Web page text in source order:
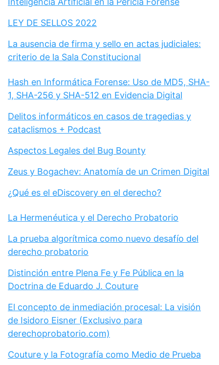
LEY DE SELLOS 2022
La ausencia de firma y sello en actas judiciales:
criterio de la Sala Constitucional
Hash en Informática Forense: Uso de MD5, SHA-
1, SHA-256 y SHA-512 en Evidencia Digital
Delitos informáticos en casos de tragedias y
cataclismos + Podcast
Aspectos Legales del Bug Bounty
Zeus y Bogachev: Anatomía de un Crimen Digital
¿Qué es el eDiscovery en el derecho?
La Hermenéutica y el Derecho Probatorio
La prueba algorítmica como nuevo desafío del
derecho probatorio
Distinción entre Plena Fe y Fe Pública en la
Doctrina de Eduardo J. Couture
El concepto de inmediación procesal: La visión
de Isidoro Eisner (Exclusivo para
derechoprobatorio.com)
Couture y la Fotografía como Medio de Prueba